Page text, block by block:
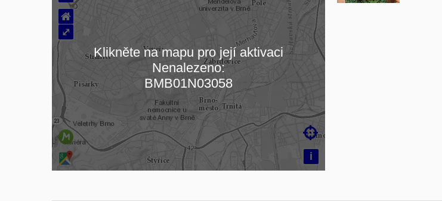
Načítám mapu…
i

⌂
⤢
Klikněte na mapu pro její aktivaci
Nenalezeno:
BMB01N03058